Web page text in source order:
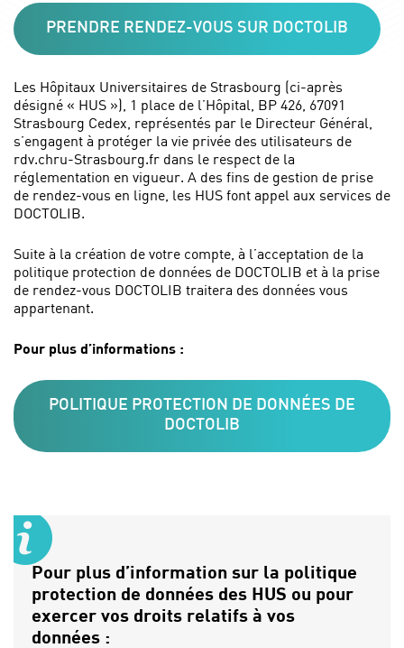
PRENDRE RENDEZ-VOUS SUR DOCTOLIB
Les Hôpitaux Universitaires de Strasbourg (ci-après
désigné « HUS »), 1 place de l’Hôpital, BP 426, 67091
Strasbourg Cedex, représentés par le Directeur Général,
s’engagent à protéger la vie privée des utilisateurs de
rdv.chru-Strasbourg.fr dans le respect de la
réglementation en vigueur. A des fins de gestion de prise
de rendez-vous en ligne, les HUS font appel aux services de
DOCTOLIB.
Suite à la création de votre compte, à l’acceptation de la
politique protection de données de DOCTOLIB et à la prise
de rendez-vous DOCTOLIB traitera des données vous
appartenant.
Pour plus d’informations :
POLITIQUE PROTECTION DE DONNÉES DE
DOCTOLIB
Pour plus d’information sur la politique
protection de données des HUS ou pour
exercer vos droits relatifs à vos
données :